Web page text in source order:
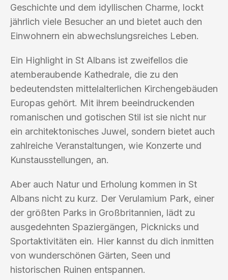
Geschichte und dem idyllischen Charme, lockt
jährlich viele Besucher an und bietet auch den
Einwohnern ein abwechslungsreiches Leben.
Ein Highlight in St Albans ist zweifellos die
atemberaubende Kathedrale, die zu den
bedeutendsten mittelalterlichen Kirchengebäuden
Europas gehört. Mit ihrem beeindruckenden
romanischen und gotischen Stil ist sie nicht nur
ein architektonisches Juwel, sondern bietet auch
zahlreiche Veranstaltungen, wie Konzerte und
Kunstausstellungen, an.
Aber auch Natur und Erholung kommen in St
Albans nicht zu kurz. Der Verulamium Park, einer
der größten Parks in Großbritannien, lädt zu
ausgedehnten Spaziergängen, Picknicks und
Sportaktivitäten ein. Hier kannst du dich inmitten
von wunderschönen Gärten, Seen und
historischen Ruinen entspannen.